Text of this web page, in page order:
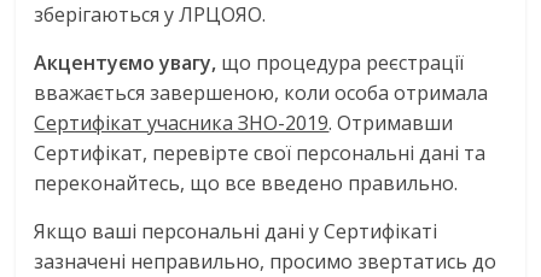
зберігаються у ЛРЦОЯО.
Акцентуємо увагу, що процедура реєстрації
вважається завершеною, коли особа отримала
Сертифікат учасника ЗНО-2019. Отримавши
Сертифікат, перевірте свої персональні дані та
переконайтесь, що все введено правильно.
Якщо ваші персональні дані у Сертифікаті
зазначені неправильно, просимо звертатись до